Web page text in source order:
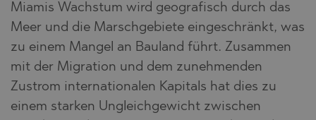
Miamis Wachstum wird geografisch durch das
Meer und die Marschgebiete eingeschränkt, was
zu einem Mangel an Bauland führt. Zusammen
mit der Migration und dem zunehmenden
Zustrom internationalen Kapitals hat dies zu
einem starken Ungleichgewicht zwischen